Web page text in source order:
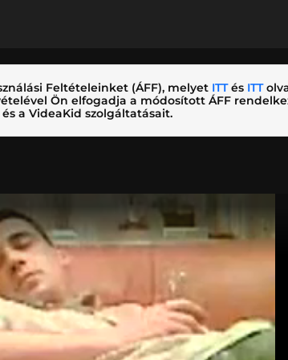
Feltételeinket (ÁFF), melyet ITTés ITT
Ön elfogadja a módosított ÁFF
a VideaKid szolgáltatásait.